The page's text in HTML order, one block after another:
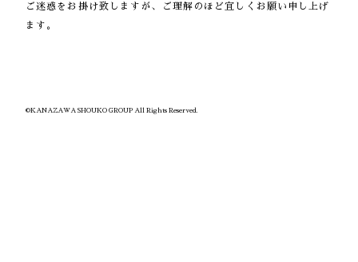
ご迷惑をお掛け致しますが、ご理解のほど宜しくお願い申し上げ
ます。
©KANAZAWA SHOUKO GROUP All Rights Reserved.